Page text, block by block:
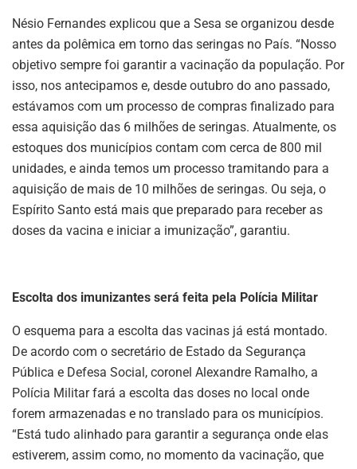
Nésio Fernandes explicou que a Sesa se organizou desde
antes da polêmica em torno das seringas no País. “Nosso
objetivo sempre foi garantir a vacinação da população. Por
isso, nos antecipamos e, desde outubro do ano passado,
estávamos com um processo de compras finalizado para
essa aquisição das 6 milhões de seringas. Atualmente, os
estoques dos municípios contam com cerca de 800 mil
unidades, e ainda temos um processo tramitando para a
aquisição de mais de 10 milhões de seringas. Ou seja, o
Espírito Santo está mais que preparado para receber as
doses da vacina e iniciar a imunização”, garantiu.
Escolta dos imunizantes será feita pela Polícia Militar
O esquema para a escolta das vacinas já está montado.
De acordo com o secretário de Estado da Segurança
Pública e Defesa Social, coronel Alexandre Ramalho, a
Polícia Militar fará a escolta das doses no local onde
forem armazenadas e no translado para os municípios.
“Está tudo alinhado para garantir a segurança onde elas
estiverem, assim como, no momento da vacinação, que